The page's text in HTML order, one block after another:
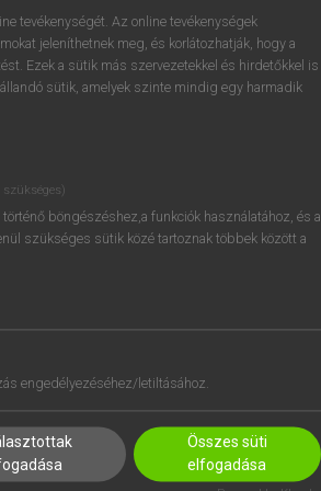
próbaverziójának elindításához
regisztrálok ésbelépek.
REGISZTRÁCIÓ
tevékenységét. Az online tevékenységek
jeleníthetnek meg, és korlátozhatják, hogy a
Ezek a sütik más szervezetekkel és hirdetőkkel is
sütik, amelyek szinte mindig egy harmadik
böngészéshez,a funkciók használatához, és a
szükséges sütik közé tartoznak többek között a
engedélyezéséhez/letiltásához.
Összes süti
elfogadása